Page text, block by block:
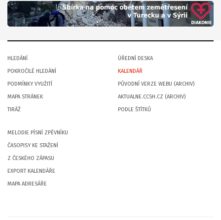
HLEDÁNÍ
POKROČILÉ HLEDÁNÍ
PODMÍNKY VYUŽITÍ
MAPA STRÁNEK
TIRÁŽ
ÚŘEDNÍ DESKA
KALENDÁŘ
PŮVODNÍ VERZE WEBU (ARCHIV)
AKTUALNE.CCSH.CZ (ARCHIV)
PODLE ŠTÍTKŮ
MELODIE PÍSNÍ ZPĚVNÍKU
ČASOPISY KE STAŽENÍ
Z ČESKÉHO ZÁPASU
EXPORT KALENDÁŘE
MAPA ADRESÁŘE